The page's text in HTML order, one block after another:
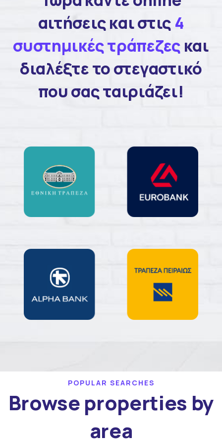
αιτήσεις και στις 4
συστημικές τράπεζες και
διαλέξτε το στεγαστικό
που σας ταιριάζει!
POPULAR SEARCHES
Browse properties by
area